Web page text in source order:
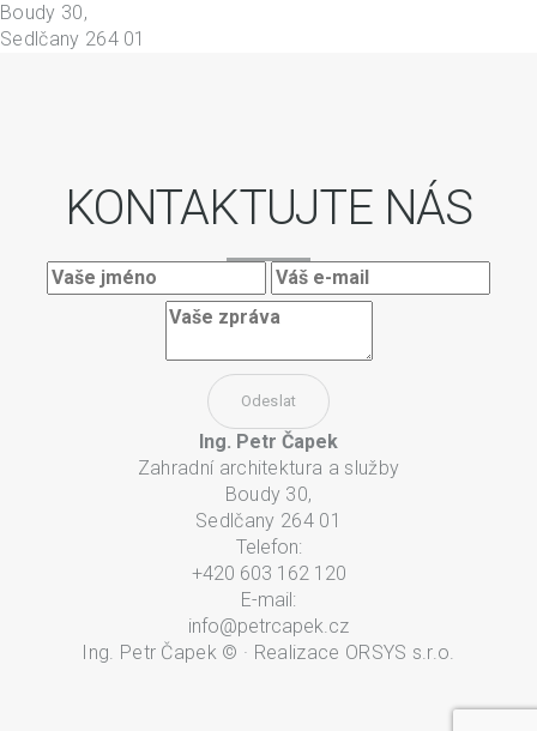
Boudy 30,
Sedlčany 264 01
KONTAKTUJTE NÁS
Odeslat
Ing. Petr Čapek
Zahradní architektura a služby
Boudy 30,
Sedlčany 264 01
Telefon:
+420 603 162 120
E-mail:
info@petrcapek.cz
Ing. Petr Čapek © · Realizace ORSYS s.r.o.